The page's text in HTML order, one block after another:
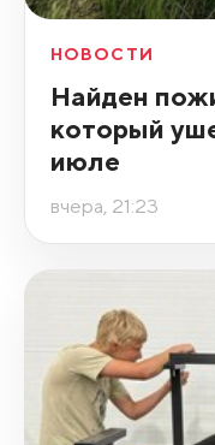
НОВОСТИ
Найден
который
июле
вчера, 21:23